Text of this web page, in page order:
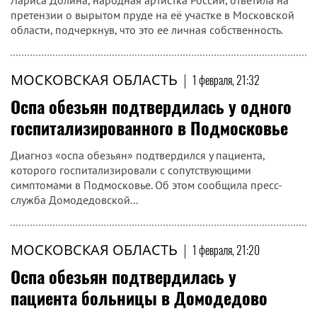
претензии о вырытом пруде на её участке в Московской
области, подчеркнув, что это ее личная собственность.
МОСКОВСКАЯ ОБЛАСТЬ | 1 февраля, 21:32
Оспа обезьян подтвердилась у одного
госпитализированного в Подмосковье
Диагноз «оспа обезьян» подтвердился у пациента,
которого госпитализировали с сопутствующими
симптомами в Подмосковье. Об этом сообщила пресс-
служба Домодедовской...
МОСКОВСКАЯ ОБЛАСТЬ | 1 февраля, 21:20
Оспа обезьян подтвердилась у
пациента больницы в Домодедово